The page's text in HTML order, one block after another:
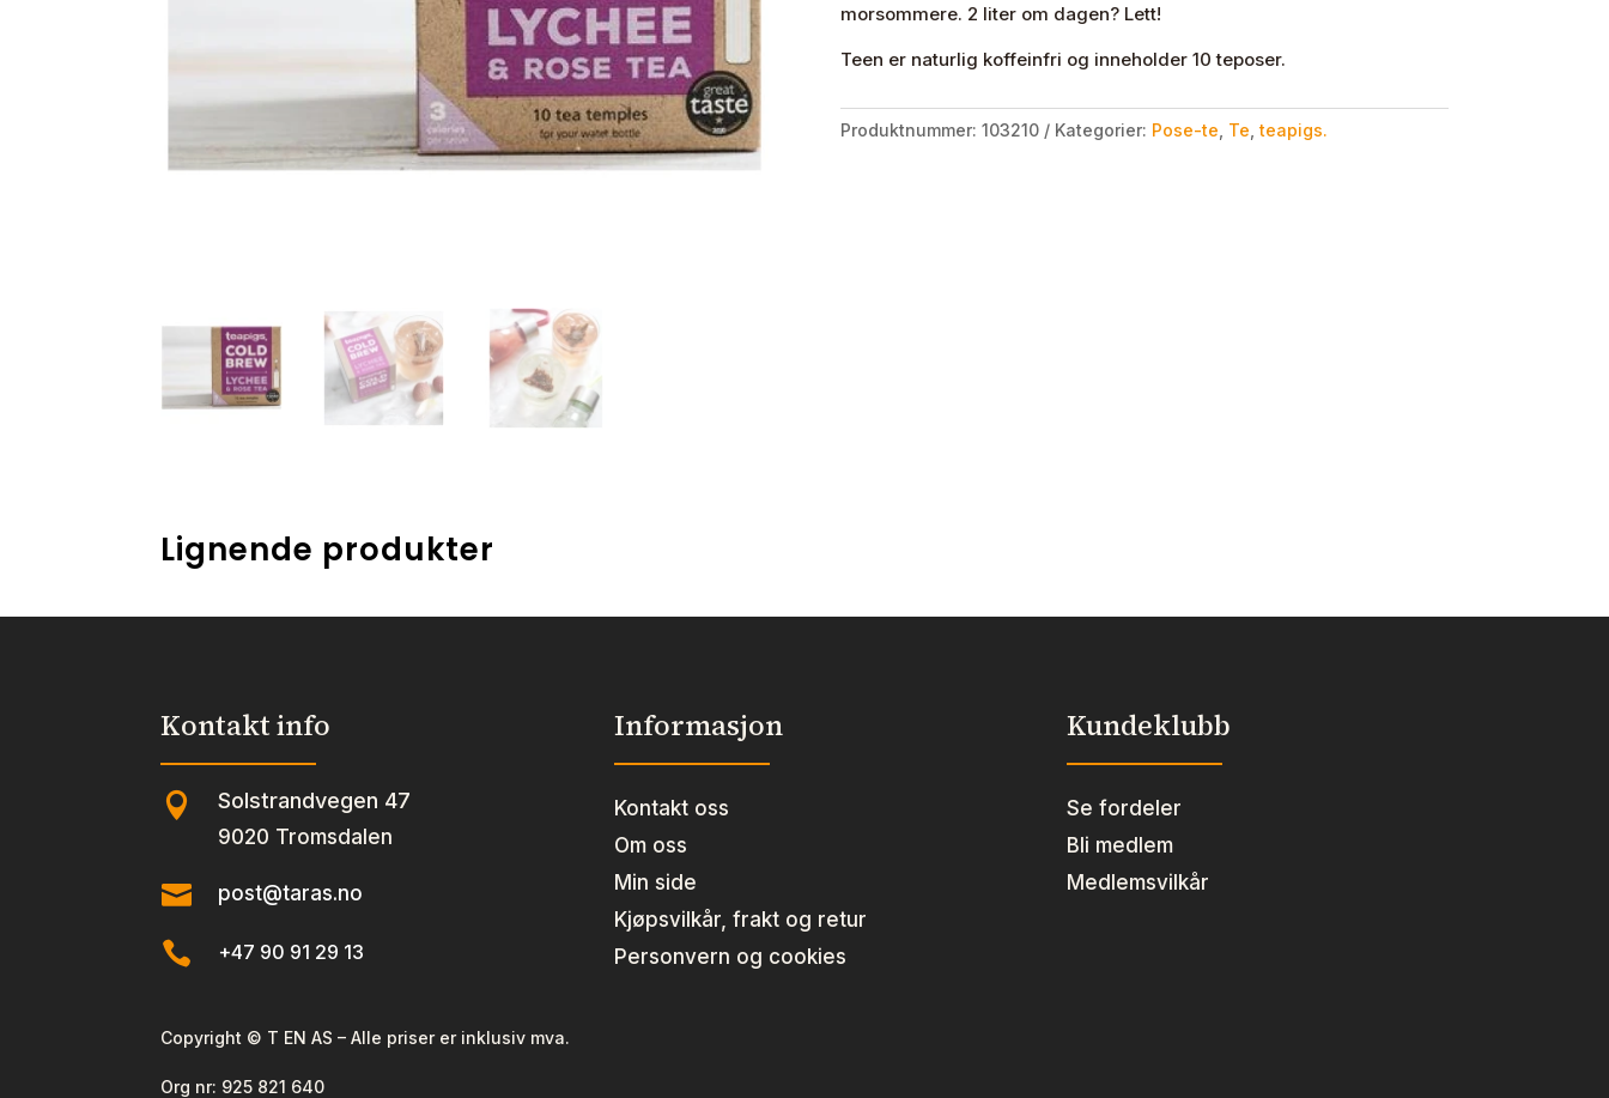
morsommere. 2 liter om dagen? Lett!
Teen er naturlig koffeinfri og inneholder 10 teposer.
Produktnummer: 103210 Kategorier: Pose-te Te ,teapigs.
Lignende produkter
Kontakt info
 Solstrandvegen 47
9020 Tromsdalen
 post@taras.no
 +47 90 91 29 13
Informasjon
Kontakt oss
Om oss
Min side
Kjøpsvilkår, frakt og retur
Personvern og cookies
Kundeklubb
Se fordeler
Bli medlem
Medlemsvilkår
Copyright © T EN AS – Alle priser er inklusiv mva.
Org nr: 925 821 640